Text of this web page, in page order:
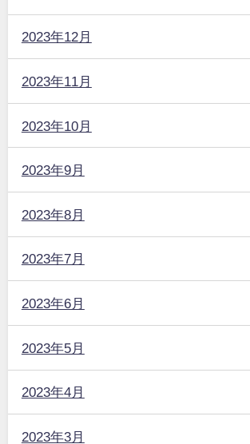
2023年12月
2023年11月
2023年10月
2023年9月
2023年8月
2023年7月
2023年6月
2023年5月
2023年4月
2023年3月